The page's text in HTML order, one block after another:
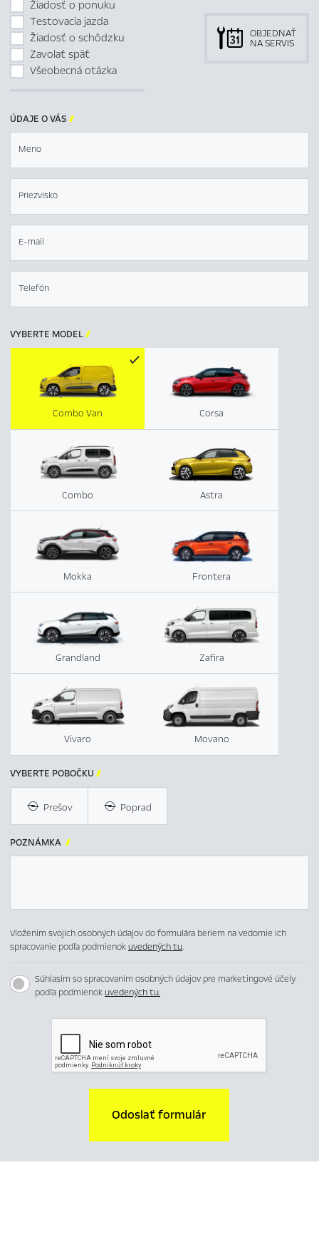
Žiadosť o ponuku
Testovacia jazda
Žiadosť o schôdzku
Zavolať späť
Všeobecná otázka
OBJEDNAŤ
NA SERVIS
ÚDAJE O VÁS 
Meno
Priezvisko
E-mail
Telefón
VYBERTE MODEL
Corsa
Combo Astra
Mokka Frontera
Grandland Zafira
Combo Van
Vivaro Movano
VYBERTE POBOČKU 
Prešov Poprad
POZNÁMKA 
Vložením svojich osobných údajov do formulára beriem na vedomie ich
spracovanie podľa podmienokuvedených tu.
Súhlasím so spracovaním osobných údajov pre marketingové účely
podľa podmienokuvedených tu.
Odoslať formulár